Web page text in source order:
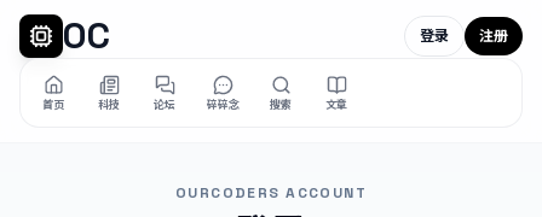
OC
首页 科技 论坛 碎碎念 搜索 文章
登录 注册
OURCODERS ACCOUNT